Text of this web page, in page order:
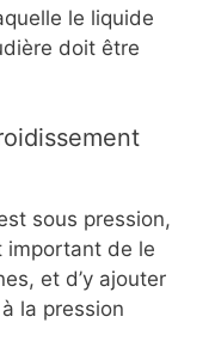
le liquide
doit être
sous pression,
important de le
et d’y ajouter
à la pression